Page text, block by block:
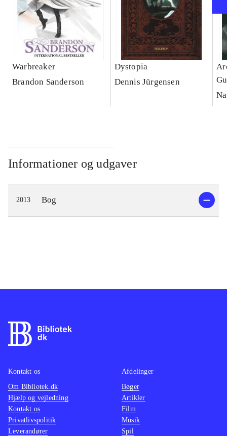
Warbreaker
Brandon Sanderson
Dystopia
Dennis Jürgensen
Informationer og udgaver
2013 Bog
Kontakt os
Om Bibliotek.dk
Hjælp og vejledning
Kontakt os
Privatlivspolitik
Leverandører
Afdelinger
Bøger
Artikler
Film
Musik
Spil